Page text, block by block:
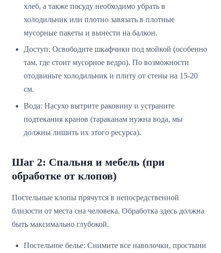
хлеб, а также посуду необходимо убрать в
холодильник или плотно завязать в плотные
мусорные пакеты и вынести на балкон.
Доступ: Освободите шкафчики под мойкой (особенно
там, где стоит мусорное ведро). По возможности
отодвиньте холодильник и плиту от стены на 15-20
см.
Вода: Насухо вытрите раковину и устраните
подтекания кранов (тараканам нужна вода, мы
должны лишить их этого ресурса).
Шаг 2: Спальня и мебель (при
обработке от клопов)
Постельные клопы прячутся в непосредственной
близости от места сна человека. Обработка здесь должна
быть максимально глубокой.
Постельное белье: Снимите все наволочки, простыни